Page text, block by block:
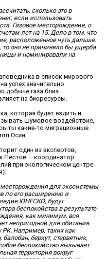
сколько это в
если использовать
Газовое месторождение, о
лет на 15. Дело в том, что
расположенное чуть дальше.
то оно не причиняло бы ущерба
и номинировали на
в список мирового
успех значительно
добыче газа близ
на биоресурсы.
которая будет ездить и
шумовое воздействие,
какие-то миграционные
Осин.
один из экспертов,
Пестов – координатор
при экологическом центре
для экосистемы
по его расширению и
ЮНЕСКО, будут
беспокойства в результате
как минимум, вся
непригодной для обитания
РК. Например, таких как
беркут, стервятник,
беспокойство вызывает
территория вокруг